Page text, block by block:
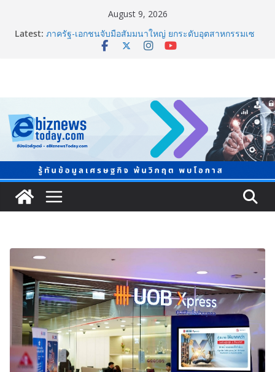
August 9, 2026
Latest: ภาครัฐ-เอกชนจับมือสัมมนาใหญ่ ยกระดับอุตสาหกรรมเซ
รามิกไทยสู่สากล พร้อมชวนผู้ประกอบไทยร่วมงาน
ยิ่งใหญ่ Thailand e-Commerce Expo 2026 ผนึกกว่า 50
พันธมิตร ปั้นผู้ประกอบการไทยสู่ตลาดโลก คาดเงินสะพัด
กว่า 300 ล้านบาท
LORDNINE จัดศึกคนดังสายเกม ไทย ปะทะ ฟิลิปปินส์ ใน
“Rise of the Tenth Lord” เปิดสงครามกิลด์ข้ามประเทศ
ฉลองเซิร์ฟเวอร์ใหม่ เฮเลนา
แพทย์เผย โรคไม่ติดต่อเรื้อรัง NCDs คร่าชีวิตคนไทยก่อน
วัยอันควร ทำสูญเสียทางเศรษฐกิจมหาศาล 1.6 ล้านล้าน
บาทต่อปี